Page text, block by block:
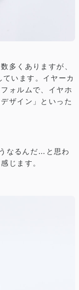
多くありますが、
ています。イヤーカ
ォルムで、イヤホ
ザイン」といった
なるんだ…と思わ
じます。